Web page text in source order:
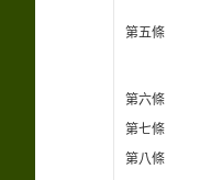
第五條
第六條
第七條
第八條